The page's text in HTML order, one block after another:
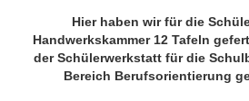
Hier haben wir für die
Handwerkskammer 12 Tafeln
der Schülerwerkstatt für die
Bereich Berufsorientierung